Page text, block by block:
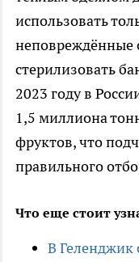
использовать
неповреждённые
стерилизовать
2023 году в
1,5 миллиона
фруктов, что
правильного
Что еще стоит
В Геленджик